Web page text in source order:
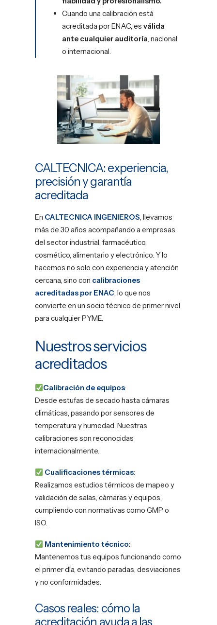
Cuando una calibración está
acreditada por ENAC, es válida
ante cualquier auditoría, nacional
o internacional.
CALTECNICA: experiencia,
precisión y garantía
acreditada
En CALTECNICA INGENIEROS, llevamos
más de 30 años acompañando a empresas
del sector industrial, farmacéutico,
cosmético, alimentario y electrónico. Y lo
hacemos no solo con experiencia y atención
cercana, sino con calibraciones
acreditadas por ENAC, lo que nos
convierte en un socio técnico de primer nivel
para cualquier PYME.
Nuestros servicios
acreditados
Calibración de equipos:
Desde estufas de secado hasta cámaras
climáticas, pasando por sensores de
temperatura y humedad. Nuestras
calibraciones son reconocidas
internacionalmente.
Cualificaciones térmicas:
Realizamos estudios térmicos de mapeo y
validación de salas, cámaras y equipos,
cumpliendo con normativas como GMP o
ISO.
Mantenimiento técnico:
Mantenemos tus equipos funcionando como
el primer día, evitando paradas, desviaciones
y no conformidades.
Casos reales: cómo la
acreditación ayuda a las